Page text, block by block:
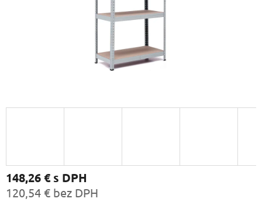
148,26 €s DPH
120,54 € bez DPH